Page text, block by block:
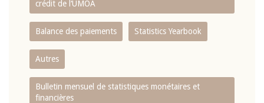
crédit de l‘UMOA
Balance des paiements Statistics Yearbook
Autres
Bulletin mensuel de statistiques monétaires et
financières